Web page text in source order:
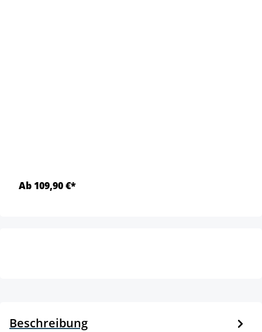
Ab 109,90 €*
Beschreibung